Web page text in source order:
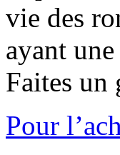
vie des
ayant
Faites un
Pour